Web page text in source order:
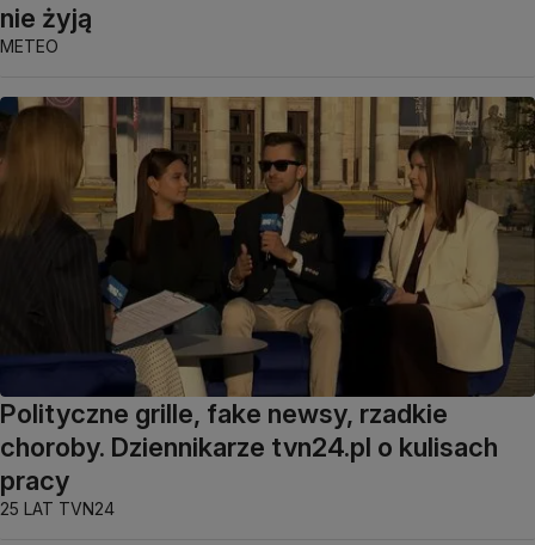
nie żyją
METEO
Polityczne grille, fake newsy, rzadkie
choroby. Dziennikarze tvn24.pl o kulisach
pracy
25 LAT TVN24